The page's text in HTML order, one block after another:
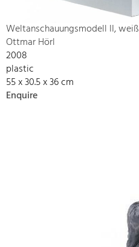
Weltanschauungsmodell II, weiß
Ottmar Hörl
2008
plastic
55 x 30.5 x 36 cm
Enquire